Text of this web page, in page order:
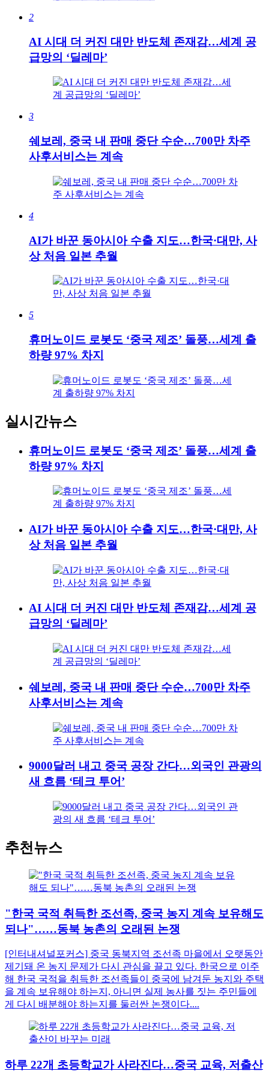
2
AI 시대 더 커진 대만 반도체 존재감…세계 공
급망의 ‘딜레마’
3
쉐보레, 중국 내 판매 중단 수순…700만 차주
사후서비스는 계속
4
AI가 바꾼 동아시아 수출 지도…한국·대만, 사
상 처음 일본 추월
5
휴머노이드 로봇도 ‘중국 제조’ 돌풍…세계 출
하량 97% 차지
실시간뉴스
휴머노이드 로봇도 ‘중국 제조’ 돌풍…세계 출
하량 97% 차지
AI가 바꾼 동아시아 수출 지도…한국·대만, 사
상 처음 일본 추월
AI 시대 더 커진 대만 반도체 존재감…세계 공
급망의 ‘딜레마’
쉐보레, 중국 내 판매 중단 수순…700만 차주
사후서비스는 계속
9000달러 내고 중국 공장 간다…외국인 관광의
새 흐름 ‘테크 투어’
추천뉴스
"한국 국적 취득한 조선족, 중국 농지 계속 보유해도
되나"……동북 농촌의 오래된 논쟁
[인터내셔널포커스] 중국 동북지역 조선족 마을에서 오랫동안
제기돼 온 농지 문제가 다시 관심을 끌고 있다. 한국으로 이주
해 한국 국적을 취득한 조선족들이 중국에 남겨둔 농지와 주택
을 계속 보유해야 하는지, 아니면 실제 농사를 짓는 주민들에
게 다시 배분해야 하는지를 둘러싼 논쟁이다....
하루 22개 초등학교가 사라진다…중국 교육, 저출산